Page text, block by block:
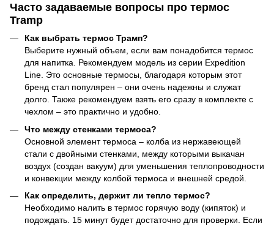
Часто задаваемые вопросы про термос
Tramp
Как выбрать термос Трамп?
Выберите нужный объем, если вам понадобится термос
для напитка. Рекомендуем модель из серии Expedition
Line. Это основные термосы, благодаря которым этот
бренд стал популярен – они очень надежны и служат
долго. Также рекомендуем взять его сразу в комплекте с
чехлом – это практично и удобно.
Что между стенками термоса?
Основной элемент термоса – колба из нержавеющей
стали с двойными стенками, между которыми выкачан
воздух (создан вакуум) для уменьшения теплопроводности
и конвекции между колбой термоса и внешней средой.
Как определить, держит ли тепло термос?
Необходимо налить в термос горячую воду (кипяток) и
подождать. 15 минут будет достаточно для проверки. Если